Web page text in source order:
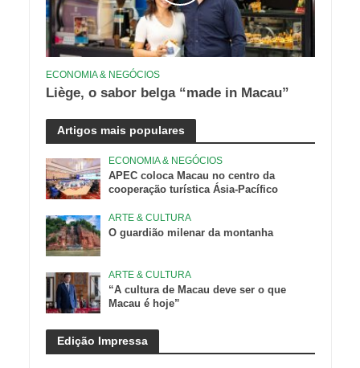
ECONOMIA & NEGÓCIOS
Liège, o sabor belga “made in Macau”
Artigos mais populares
ECONOMIA & NEGÓCIOS
APEC coloca Macau no centro da
cooperação turística Ásia-Pacífico
ARTE & CULTURA
O guardião milenar da montanha
ARTE & CULTURA
“A cultura de Macau deve ser o que
Macau é hoje”
Edição Impressa